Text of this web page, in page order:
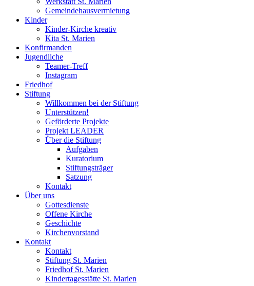
Gemeindehausvermietung
Kinder
Kinder-Kirche kreativ
Kita St. Marien
Konfirmanden
Jugendliche
Teamer-Treff
Instagram
Friedhof
Stiftung
Willkommen bei der Stiftung
Unterstützen!
Geförderte Projekte
Projekt LEADER
Über die Stiftung
Aufgaben
Kuratorium
Stiftungsträger
Satzung
Kontakt
Über uns
Gottesdienste
Offene Kirche
Geschichte
Kirchenvorstand
Kontakt
Kontakt
Stiftung St. Marien
Friedhof St. Marien
Kindertagesstätte St. Marien